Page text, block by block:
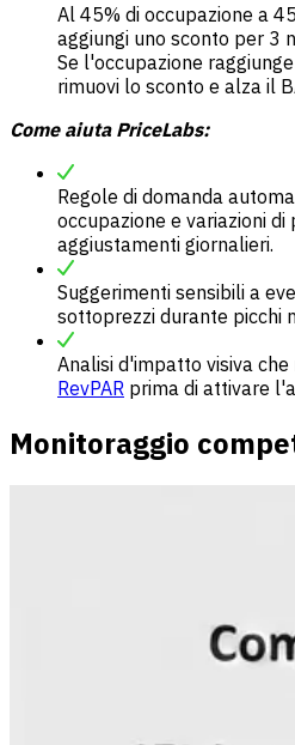
Al 45% di occupazione a
aggiungi uno sconto per 3
Se l'occupazione
rimuovi lo sconto e alza il
Come aiuta PriceLabs:
Regole di domanda
occupazione e variazioni
aggiustamenti giornalieri.
Suggerimenti sensibili a
sottoprezzi durante picchi
Analisi d'impatto visiva
RevPAR prima di attivare
Monitoraggio